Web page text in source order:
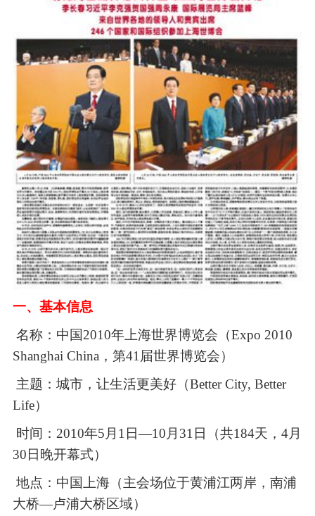
一、基本信息
名称：中国2010年上海世界博览会（Expo 2010
Shanghai China， 第41届世界博览会）
主题：城市，让生活更美好（Better City, Better
Life）
时间： 2010年5月1日—10月31日（共184天， 4月
30日晚开幕式）
地点：中国上海（主会场位于黄浦江两岸，南浦
大桥—卢浦大桥区域）